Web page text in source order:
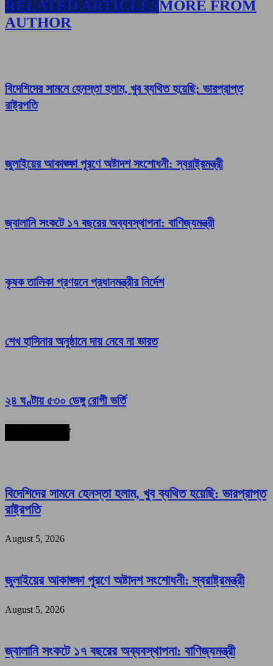
RELATED ARTICLESMORE FROM
AUTHOR
বিদেশিদের সামনে হেনস্তা হলাম, খুব ব্যথিত হয়েছি: ভারপ্রাপ্ত
রাষ্ট্রপতি
জুলাইয়ের আকাঙ্ক্ষা পূরণে অষ্টাদশ সংশোধনী: স্বরাষ্ট্রমন্ত্রী
জ্বালানি সংকটে ১৭ বছরের অব্যবস্থাপনা: বাণিজ্যমন্ত্রী
কৃষক তালিকা প্রণয়নে প্রধানমন্ত্রীর নির্দেশ
শেখ হাসিনার অনুষ্ঠানে দায় নেবে না ভারত
২৪ ঘণ্টায় ৫৩০ ডেঙ্গু রোগী ভর্তি
বিদেশিদের সামনে হেনস্তা হলাম, খুব ব্যথিত হয়েছি: ভারপ্রাপ্ত
রাষ্ট্রপতি
August 5, 2026
জুলাইয়ের আকাঙ্ক্ষা পূরণে অষ্টাদশ সংশোধনী: স্বরাষ্ট্রমন্ত্রী
August 5, 2026
জ্বালানি সংকটে ১৭ বছরের অব্যবস্থাপনা: বাণিজ্যমন্ত্রী